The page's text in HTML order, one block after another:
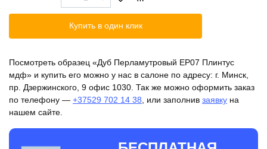
товара
Перламутровый
мдф
Купить в один клик
Посмотреть образец «Дуб Перламутровый ЕP07 Плинтус
мдф» и купить его можно у нас в салоне по адресу: г. Минск,
пр. Дзержинского, 9 офис 1030. Так же можно оформить заказ
по телефону — +37529 702 14 38 , или заполнив заявку на
нашем сайте.